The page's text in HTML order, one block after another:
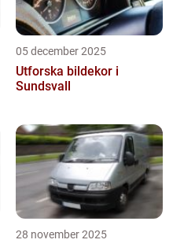
05 december 2025
Utforska bildekor i
Sundsvall
28 november 2025